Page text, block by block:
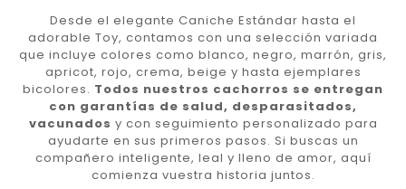
Desde el elegante Caniche Estándar hasta el
adorable Toy, contamos con una selección variada
que incluye colores como blanco, negro, marrón, gris,
apricot, rojo, crema, beige y hasta ejemplares
bicolores. Todos nuestros cachorros se entregan
con garantías de salud, desparasitados,
vacunados y con seguimiento personalizado para
ayudarte en sus primeros pasos. Si buscas un
compañero inteligente, leal y lleno de amor, aquí
comienza vuestra historia juntos.